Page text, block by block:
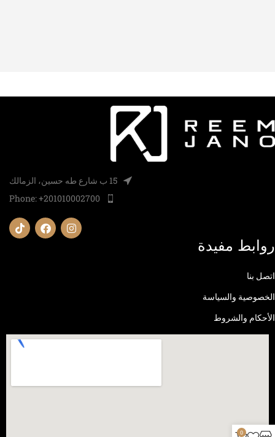
15 ب شارع طه حسين، الزمالك
Phone: +201010002700
روابط مفيدة
اتصل بنا
الخصوصية والسياسة
الأحكام والشروط
0